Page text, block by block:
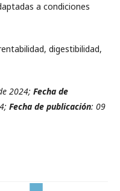
a condiciones
digestibilidad,
2024; Fecha de
Fecha de publicación: 09